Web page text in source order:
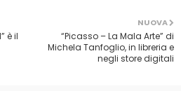
NUOVA
“Picasso – La Mala Arte” di
Michela Tanfoglio, in libreria e
negli store digitali
è il